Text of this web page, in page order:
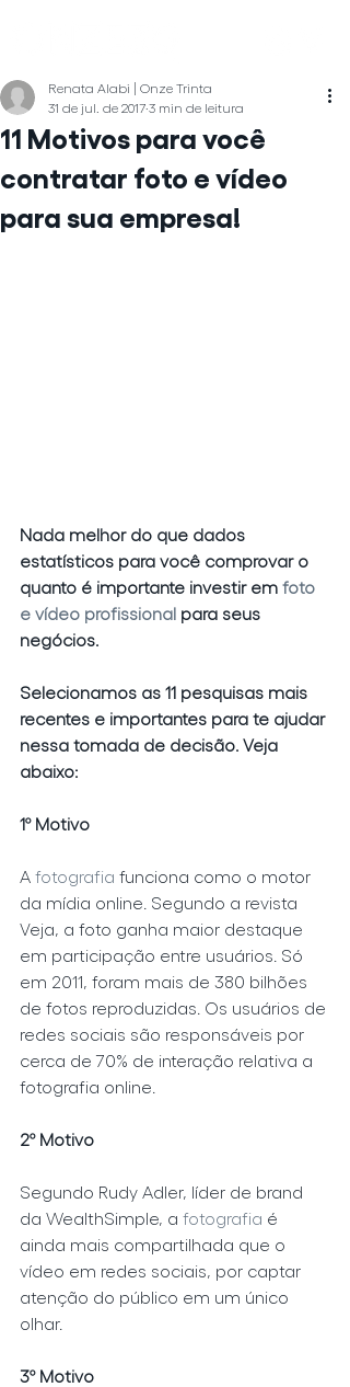
11 Motivos para você
contratar foto e vídeo
para sua empresa!
Renata Alabi | Onze Trinta
31 de jul. de 2017 3 min de leitura
Nada melhor do que dados
estatísticos para você comprovar o
quanto é importante investir em foto
e vídeo profissional para seus
negócios.
Selecionamos as 11 pesquisas mais
recentes e importantes para te ajudar
nessa tomada de decisão. Veja
abaixo:
1º Motivo
A fotografia funciona como o motor
da mídia online. Segundo a revista
Veja, a foto ganha maior destaque
em participação entre usuários. Só
em 2011, foram mais de 380 bilhões
de fotos reproduzidas. Os usuários de
redes sociais são responsáveis por
cerca de 70% de interação relativa a
fotografia online.
2º Motivo
Segundo Rudy Adler, líder de brand
da WealthSimple, a fotografia é
ainda mais compartilhada que o
vídeo em redes sociais, por captar
atenção do público em um único
olhar.
3º Motivo